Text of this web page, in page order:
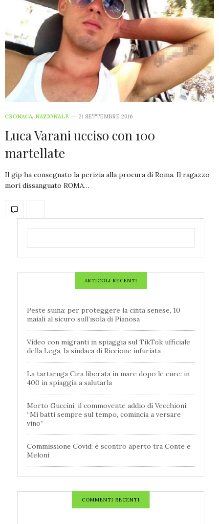
CRONACA, NAZIONALE 21 SETTEMBRE 2016
Luca Varani ucciso con 100
martellate
Il gip ha consegnato la perizia alla procura di Roma. Il ragazzo
morì dissanguato ROMA…
ARTICOLI RECENTI
Peste suina: per proteggere la cinta senese, 10
maiali al sicuro sull’isola di Pianosa
Video con migranti in spiaggia sul TikTok ufficiale
della Lega, la sindaca di Riccione infuriata
La tartaruga Cira liberata in mare dopo le cure: in
400 in spiaggia a salutarla
Morto Guccini, il commovente addio di Vecchioni:
“Mi batti sempre sul tempo, comincia a versare
vino”
Commissione Covid: è scontro aperto tra Conte e
Meloni
COMMENTI RECENTI